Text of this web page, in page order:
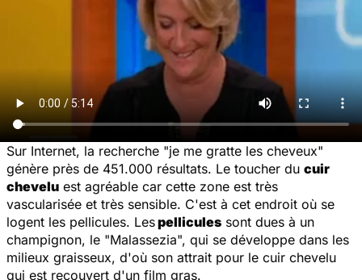
Sur Internet, la recherche "je me gratte les cheveux"
génère près de 451.000 résultats. Le toucher du cuir
chevelu est agréable car cette zone est très
vascularisée et très sensible. C'est à cet endroit où se
logent les pellicules. Lespellicules sont dues à un
champignon, le "Malassezia", qui se développe dans les
milieux graisseux, d'où son attrait pour le cuir chevelu
qui est recouvert d'un film gras.